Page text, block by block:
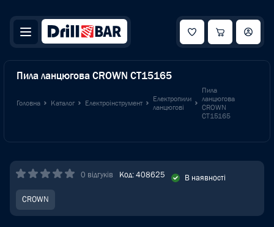
Пила ланцюгова CROWN CT15165
Головна Каталог Електроінструмент
Електропили
ланцюгові
Пила
ланцюгова
CROWN
CT15165
0 відгуків Код: 408625 В наявності
CROWN